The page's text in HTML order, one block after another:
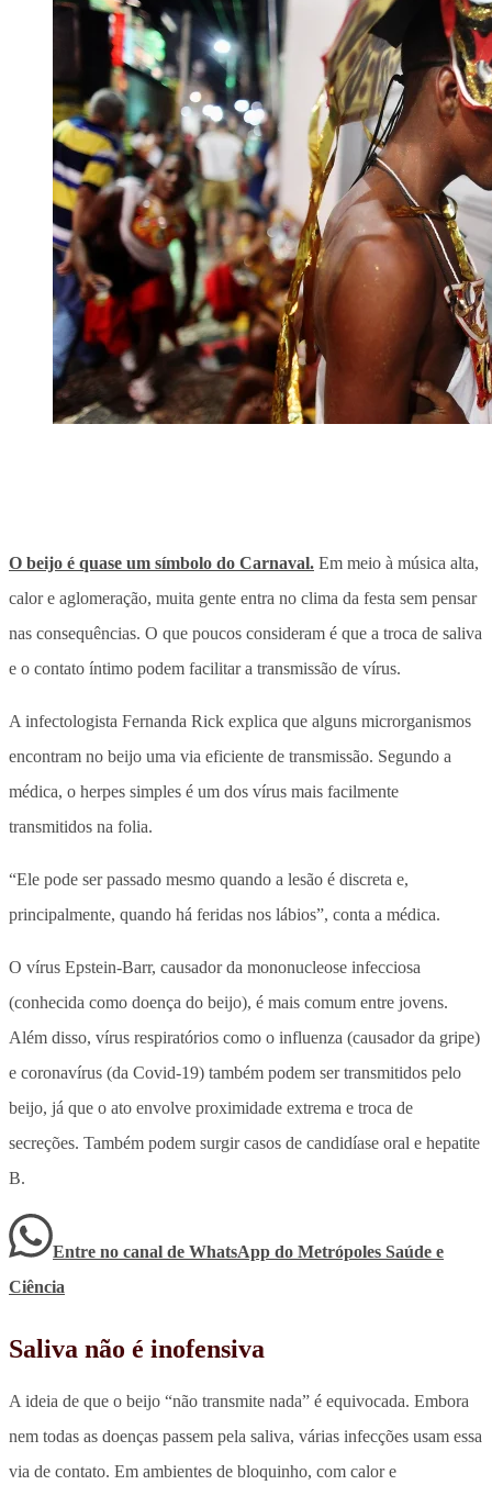
O beijo é quase um símbolo do Carnaval. Em meio à música alta,
calor e aglomeração, muita gente entra no clima da festa sem pensar
nas consequências. O que poucos consideram é que a troca de saliva
e o contato íntimo podem facilitar a transmissão de vírus.
A infectologista Fernanda Rick explica que alguns microrganismos
encontram no beijo uma via eficiente de transmissão. Segundo a
médica, o herpes simples é um dos vírus mais facilmente
transmitidos na folia.
“Ele pode ser passado mesmo quando a lesão é discreta e,
principalmente, quando há feridas nos lábios”, conta a médica.
O vírus Epstein-Barr, causador da mononucleose infecciosa
(conhecida como doença do beijo), é mais comum entre jovens.
Além disso, vírus respiratórios como o influenza (causador da gripe)
e coronavírus (da Covid-19) também podem ser transmitidos pelo
beijo, já que o ato envolve proximidade extrema e troca de
secreções. Também podem surgir casos de candidíase oral e hepatite
B.
Entre no canal de WhatsApp do Metrópoles Saúde e
Ciência
Saliva não é inofensiva
A ideia de que o beijo “não transmite nada” é equivocada. Embora
nem todas as doenças passem pela saliva, várias infecções usam essa
via de contato. Em ambientes de bloquinho, com calor e